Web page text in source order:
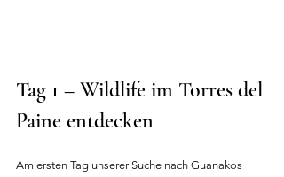
Tag 1 – Wildlife im Torres del
Paine entdecken
Am ersten Tag unserer Suche nach Guanakos